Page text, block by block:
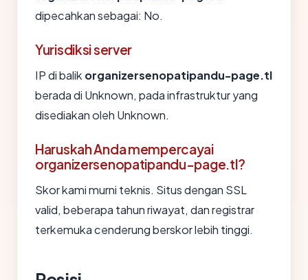
dipecahkan sebagai: No.
Yurisdiksi server
IP di balik organizersenopatipandu-page.tl
berada di Unknown, pada infrastruktur yang
disediakan oleh Unknown.
Haruskah Anda mempercayai
organizersenopatipandu-page.tl?
Skor kami murni teknis. Situs dengan SSL
valid, beberapa tahun riwayat, dan registrar
terkemuka cenderung berskor lebih tinggi.